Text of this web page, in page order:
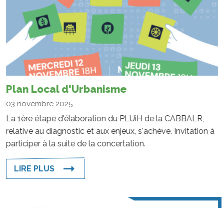
Plan Local d'Urbanisme
03 novembre 2025
La 1ère étape d'élaboration du PLUiH de la CABBALR,
relative au diagnostic et aux enjeux, s'achève. Invitation à
participer à la suite de la concertation.
LIRE PLUS